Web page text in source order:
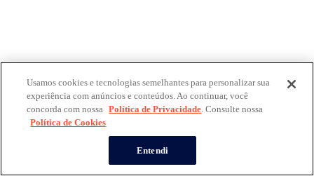
Usamos cookies e tecnologias semelhantes para personalizar sua
experiência com anúncios e conteúdos. Ao continuar, você
concorda com nossa Política de Privacidade. Consulte nossa
Política de Cookies
Entendi